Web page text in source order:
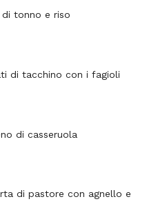
di tonno e riso
di tacchino con i fagioli
di casseruola
di pastore con agnello e